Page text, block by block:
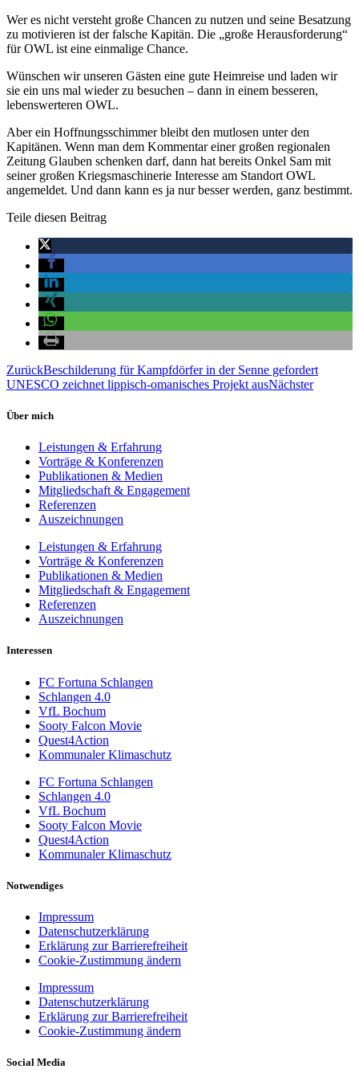
Wer es nicht versteht große Chancen zu nutzen und seine Besatzung
zu motivieren ist der falsche Kapitän. Die „große Herausforderung“
für OWL ist eine einmalige Chance.
Wünschen wir unseren Gästen eine gute Heimreise und laden wir
sie ein uns mal wieder zu besuchen – dann in einem besseren,
lebenswerteren OWL.
Aber ein Hoffnungsschimmer bleibt den mutlosen unter den
Kapitänen. Wenn man dem Kommentar einer großen regionalen
Zeitung Glauben schenken darf, dann hat bereits Onkel Sam mit
seiner großen Kriegsmaschinerie Interesse am Standort OWL
angemeldet. Und dann kann es ja nur besser werden, ganz bestimmt.
Teile diesen Beitrag
ZurückBeschilderung für Kampfdörfer in der Senne gefordert
UNESCO zeichnet lippisch-omanisches Projekt ausNächster
Über mich
Leistungen & Erfahrung
Vorträge & Konferenzen
Publikationen & Medien
Mitgliedschaft & Engagement
Referenzen
Auszeichnungen
Leistungen & Erfahrung
Vorträge & Konferenzen
Publikationen & Medien
Mitgliedschaft & Engagement
Referenzen
Auszeichnungen
Interessen
FC Fortuna Schlangen
Schlangen 4.0
VfL Bochum
Sooty Falcon Movie
Quest4Action
Kommunaler Klimaschutz
FC Fortuna Schlangen
Schlangen 4.0
VfL Bochum
Sooty Falcon Movie
Quest4Action
Kommunaler Klimaschutz
Notwendiges
Impressum
Datenschutzerklärung
Erklärung zur Barrierefreiheit
Cookie-Zustimmung ändern
Impressum
Datenschutzerklärung
Erklärung zur Barrierefreiheit
Cookie-Zustimmung ändern
Social Media